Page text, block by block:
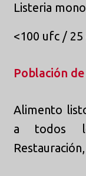
Listeria
<100 ufc /
Población
Alimento
a todos